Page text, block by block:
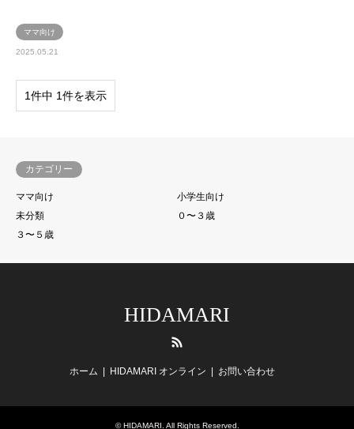
ママ向け
2025.05.21
1件中 1件を表示
カテゴリー
ママ向け
小学生向け
未分類
０〜３歳
３〜５歳
HIDAMARI
ホーム HIDAMARI オンライン お問い合わせ
©HIDAMARI . All Rights Reserved.